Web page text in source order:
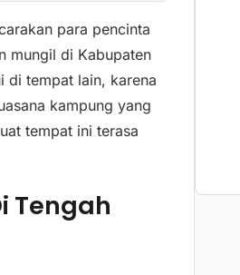
para pencinta
mungil di Kabupaten
di tempat lain, karena
kampung yang
tempat ini terasa
Tengah